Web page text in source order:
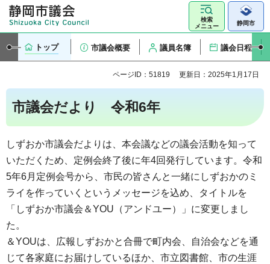
検索
メニュー
静岡市
トップ 市議会概要 議員名簿 議会日程
ページID：51819 更新日：2025年1月17日
市議会だより 令和6年
しずおか市議会だよりは、本会議などの議会活動を知って
いただくため、定例会終了後に年4回発行しています。令和
5年6月定例会号から、市民の皆さんと一緒にしずおかのミ
ライを作っていくというメッセージを込め、タイトルを
「しずおか市議会＆YOU（アンドユー）」に変更しまし
た。
＆YOUは、広報しずおかと合冊で町内会、自治会などを通
じて各家庭にお届けしているほか、市立図書館、市の生涯